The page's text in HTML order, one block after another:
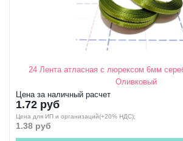
24 Лента атласная с люрексом 6мм
Оливковый
Цена за наличный расчет
1.72 руб
Цена для ИП и организаций(+20% НДС);
1.38 руб